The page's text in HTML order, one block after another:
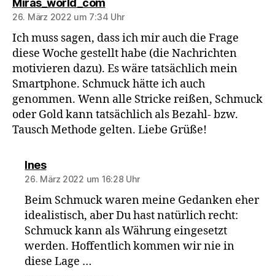
Miras_world_com
26. März 2022 um 7:34 Uhr
Ich muss sagen, dass ich mir auch die Frage
diese Woche gestellt habe (die Nachrichten
motivieren dazu). Es wäre tatsächlich mein
Smartphone. Schmuck hätte ich auch
genommen. Wenn alle Stricke reißen, Schmuck
oder Gold kann tatsächlich als Bezahl- bzw.
Tausch Methode gelten. Liebe Grüße!
Inessagt:
26. März 2022 um 16:28 Uhr
Beim Schmuck waren meine Gedanken eher
idealistisch, aber Du hast natürlich recht:
Schmuck kann als Währung eingesetzt
werden. Hoffentlich kommen wir nie in
diese Lage …